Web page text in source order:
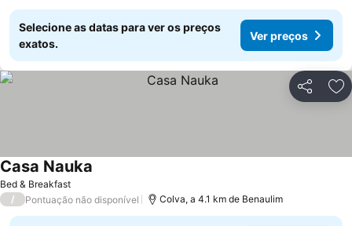
Selecione as datas para ver os preços
exatos.
Ver preços
Partilhar
Bed & Breakfast
Casa Nauka
/ Pontuação não disponível Colva, a 4.1 km de Benaulim